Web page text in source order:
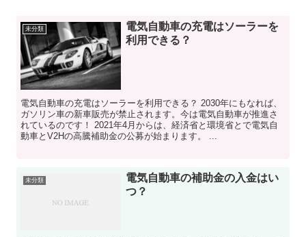
未分類
電気自動車の充電はソーラーを
利用できる？
電気自動車の充電はソーラーを利用できる？ 2030年にもなれば、
ガソリン車の新車販売が禁止されます。今は電気自動車が推進さ
れているのです！ 2021年4月からは、経済省と環境省とで電気自
動車とV2Hの高騰補助金の公募が始まります。 ...
未分類
電気自動車の補助金の入金はい
つ？